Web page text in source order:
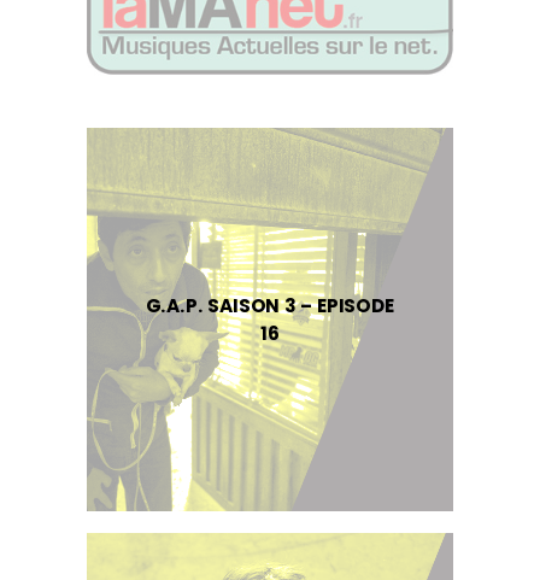
G.A.P. SAISON 3 – EPISODE
16